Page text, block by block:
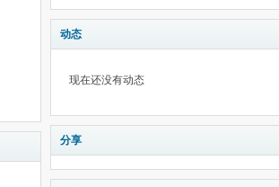
动态
现在还没有动态
分享